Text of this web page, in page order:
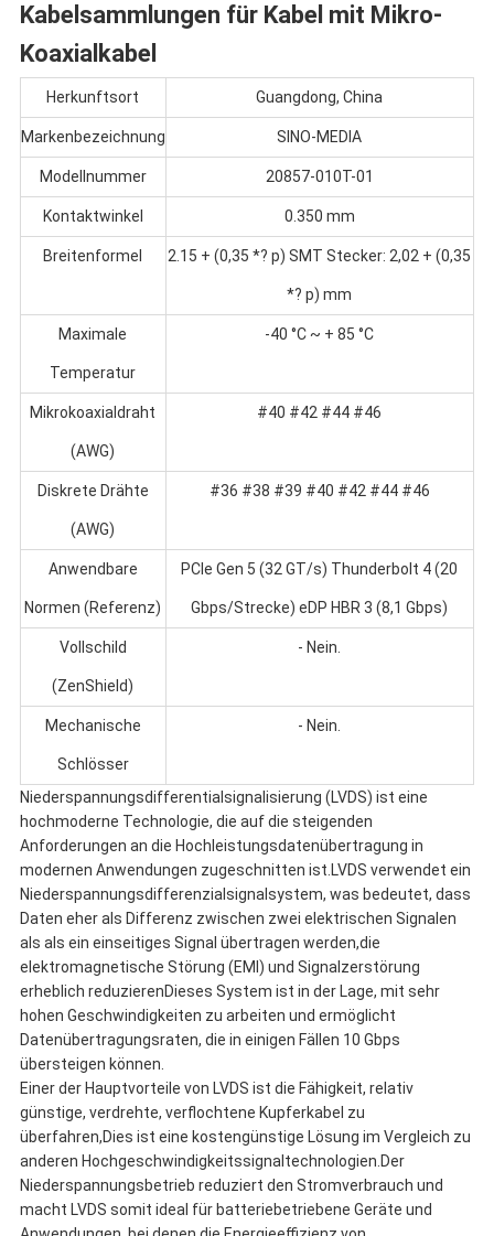
Kabelsammlungen für Kabel mit Mikro-
Koaxialkabel
Herkunftsort Guangdong, China
Markenbezeichnung SINO-MEDIA
Modellnummer 20857-010T-01
Kontaktwinkel 0.350 mm
Breitenformel 2.15 + (0,35 *? p) SMT Stecker: 2,02 + (0,35
*? p) mm
Maximale
Temperatur
-40 °C ~ + 85 °C
Mikrokoaxialdraht
(AWG)
#40 #42 #44 #46
Diskrete Drähte
(AWG)
#36 #38 #39 #40 #42 #44 #46
Anwendbare
Normen (Referenz)
PCIe Gen 5 (32 GT/s) Thunderbolt 4 (20
Gbps/Strecke) eDP HBR 3 (8,1 Gbps)
Vollschild
(ZenShield)
- Nein.
Mechanische
Schlösser
- Nein.
Niederspannungsdifferentialsignalisierung (LVDS) ist eine
hochmoderne Technologie, die auf die steigenden
Anforderungen an die Hochleistungsdatenübertragung in
modernen Anwendungen zugeschnitten ist.LVDS verwendet ein
Niederspannungsdifferenzialsignalsystem, was bedeutet, dass
Daten eher als Differenz zwischen zwei elektrischen Signalen
als als ein einseitiges Signal übertragen werden,die
elektromagnetische Störung (EMI) und Signalzerstörung
erheblich reduzierenDieses System ist in der Lage, mit sehr
hohen Geschwindigkeiten zu arbeiten und ermöglicht
Datenübertragungsraten, die in einigen Fällen 10 Gbps
übersteigen können.
Einer der Hauptvorteile von LVDS ist die Fähigkeit, relativ
günstige, verdrehte, verflochtene Kupferkabel zu
überfahren,Dies ist eine kostengünstige Lösung im Vergleich zu
anderen Hochgeschwindigkeitssignaltechnologien.Der
Niederspannungsbetrieb reduziert den Stromverbrauch und
macht LVDS somit ideal für batteriebetriebene Geräte und